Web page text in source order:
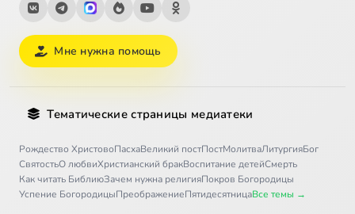
Мне нужна помощь
Тематические страницы медиатеки
Рождество ХристовоПасхаВеликий постПостМолитваЛитургияБог
СвятостьО любвиХристианский бракВоспитание детейСмерть
Как читать БиблиюЗачем нужна религияПокров Богородицы
Успение БогородицыПреображениеПятидесятницаВсе темы →